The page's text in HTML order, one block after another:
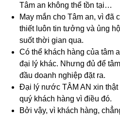
Tâm an không thể tồn tại…
May mắn cho Tâm an, vì đã
thiết luôn tin tưởng và ủng
suốt thời gian qua.
Có thể khách hàng của tâm
đại lý khác. Nhưng đủ để
đầu doanh nghiệp đặt ra.
Đại lý nước TÂM AN xin
quý khách hàng vì điều đó.
Bởi vậy, vì khách hàng,